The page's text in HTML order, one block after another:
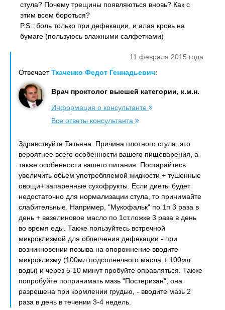
стула? Почему трещины появляються вновь? Как с
этим всем бороться?
P.S.: боль только при дефекации, и алая кровь на
бумаге (пользуюсь влажными салфетками)
11 февраля 2015 года
ОтвечаетТкаченко Федот Геннадьевич:
Врач проктолог высшей категории, к.м.н.
Информация о консультанте
Все ответы консультанта
Здравствуйте Татьяна. Причина плотного стула, это
вероятнее всего особенности вашего пищеварения, а
также особенности вашего питания. Постарайтесь
увеличить обьем употребляемой жидкости + тушенные
овощи+ запаренные сухофрукты. Если диеты будет
недостаточно для нормализации стула, то принимайте
слабительные. Например, "Мукофальк" по 1п 3 раза в
день + вазелиновое масло по 1ст.ложке 3 раза в день
во время еды. Также пользуйтесь встречной
микроклизмой для облегчения дефекации - при
возникновении позыва на опорожнение вводите
микроклизму (100мл подсолнечного масла + 100мл
воды) и через 5-10 минут пробуйте оправляться. Также
попробуйте попринимать мазь "Постеризан", она
разрешена при кормлении грудью, - вводите мазь 2
раза в день в течении 3-4 недель.